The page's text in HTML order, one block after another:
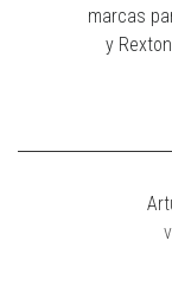
marcas
y